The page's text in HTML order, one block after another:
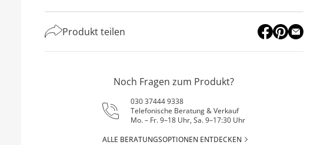
Produkt teilen
Noch Fragen zum Produkt?
030 37444 9338
Telefonische Beratung & Verkauf
Mo. – Fr. 9–18 Uhr, Sa. 9–17:30 Uhr
ALLE BERATUNGSOPTIONEN ENTDECKEN